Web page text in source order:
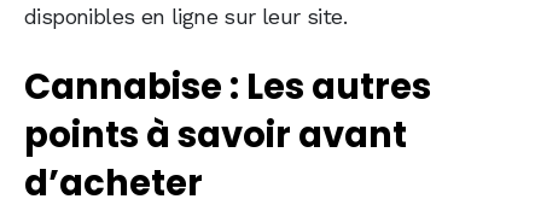
disponibles en ligne sur leur site.
Cannabise : Les autres
points à savoir avant
d’acheter